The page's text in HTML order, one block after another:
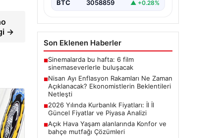
→
BTC 3058859 ▲ +0.28%
Son Eklenen Haberler
■Sinemalarda bu hafta: 6 film
sinemaseverlerle buluşacak
■Nisan Ayı Enflasyon Rakamları Ne Zaman
Açıklanacak? Ekonomistlerin Beklentileri
Netleşti
■2026 Yılında Kurbanlık Fiyatları: İl İl
Güncel Fiyatlar ve Piyasa Analizi
■Açık Hava Yaşam alanlarında Konfor ve
bahçe mutfağı Çözümleri